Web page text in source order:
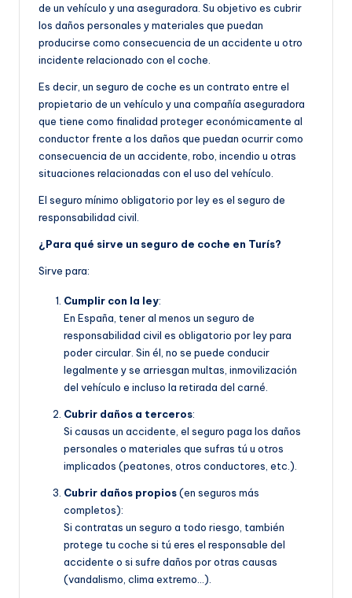
de un vehículo y una aseguradora. Su objetivo es cubrir
los daños personales y materiales que puedan
producirse como consecuencia de un accidente u otro
incidente relacionado con el coche.
Es decir, un seguro de coche es un contrato entre el
propietario de un vehículo y una compañía aseguradora
que tiene como finalidad proteger económicamente al
conductor frente a los daños que puedan ocurrir como
consecuencia de un accidente, robo, incendio u otras
situaciones relacionadas con el uso del vehículo.
El seguro mínimo obligatorio por ley es el seguro de
responsabilidad civil.
¿Para qué sirve un seguro de coche en Turís?
Sirve para:
Cumplir con la ley:
En España, tener al menos un seguro de
responsabilidad civil es obligatorio por ley para
poder circular. Sin él, no se puede conducir
legalmente y se arriesgan multas, inmovilización
del vehículo e incluso la retirada del carné.
Cubrir daños a terceros:
Si causas un accidente, el seguro paga los daños
personales o materiales que sufras tú u otros
implicados (peatones, otros conductores, etc.).
Cubrir daños propios(en seguros más
completos):
Si contratas un seguro a todo riesgo, también
protege tu coche si tú eres el responsable del
accidente o si sufre daños por otras causas
(vandalismo, clima extremo…).